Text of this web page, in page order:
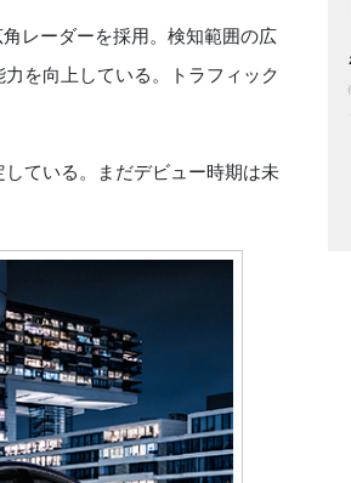
レーダーを採用。検知範囲の広
を向上している。トラフィック
ている。まだデビュー時期は未